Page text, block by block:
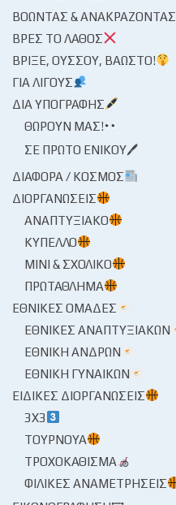
ΒΟΏΝΤΑΣ & ΑΝΑΚΡΆΖΟΝΤΑΣ
ΒΡΕΣ ΤΟ ΛΆΘΟΣ
ΒΡΊΞΕ, ΟΎΣΣΟΥ, ΒΆΩΣΤΟ!
ΓΙΑ ΛΊΓΟΥΣ
ΔΙΑ ΥΠΟΓΡΑΦΉΣ
ΘΩΡΟΎΝ ΜΑΣ!
ΣΕ ΠΡΏΤΟ ΕΝΙΚΟΎ🖊
ΔΙΆΦΟΡΑ / ΚΌΣΜΟΣ
ΔΙΟΡΓΑΝΏΣΕΙΣ
ΑΝΑΠΤΥΞΙΑΚΌ
ΚΎΠΕΛΛΟ
ΜΊΝΙ & ΣΧΟΛΙΚΌ
ΠΡΩΤΆΘΛΗΜΑ
ΕΘΝΙΚΈΣ ΟΜΆΔΕΣ
ΕΘΝΙΚΈΣ ΑΝΑΠΤΥΞΙΑΚΏΝ
ΕΘΝΙΚΉ ΑΝΔΡΏΝ
ΕΘΝΙΚΉ ΓΥΝΑΙΚΏΝ
ΕΙΔΙΚΈΣ ΔΙΟΡΓΑΝΏΣΕΙΣ
3X3
ΤΟΥΡΝΟΥΆ
ΤΡΟΧΟΚΆΘΙΣΜΑ
ΦΙΛΙΚΈΣ ΑΝΑΜΕΤΡΉΣΕΙΣ